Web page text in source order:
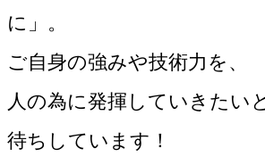
に」。
ご自身の強みや技術力を、
人の為に発揮していきたい
待ちしています！